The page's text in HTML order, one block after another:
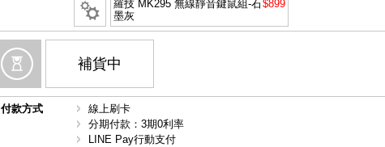
羅技 MK295 無線靜音鍵鼠組-石
墨灰
$899
補貨中
付款方式
線上刷卡
分期付款：3期0利率
LINE Pay行動支付